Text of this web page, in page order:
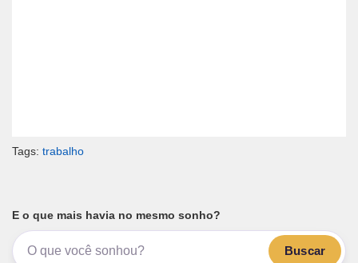
Tags: trabalho
E o que mais havia no mesmo sonho?
Buscar